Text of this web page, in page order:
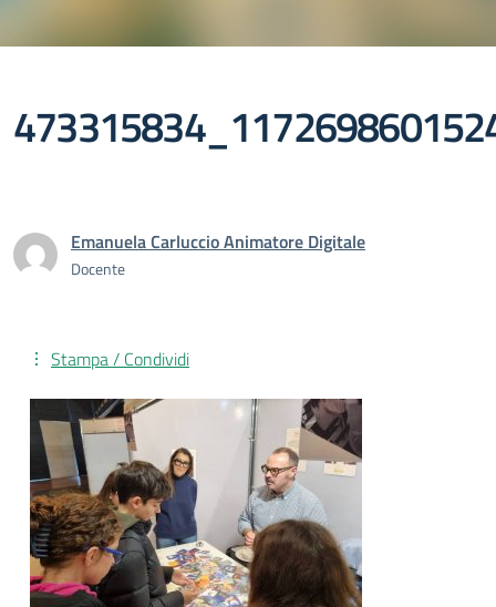
Emanuela Carluccio Animatore Digitale
Docente
Stampa / Condividi